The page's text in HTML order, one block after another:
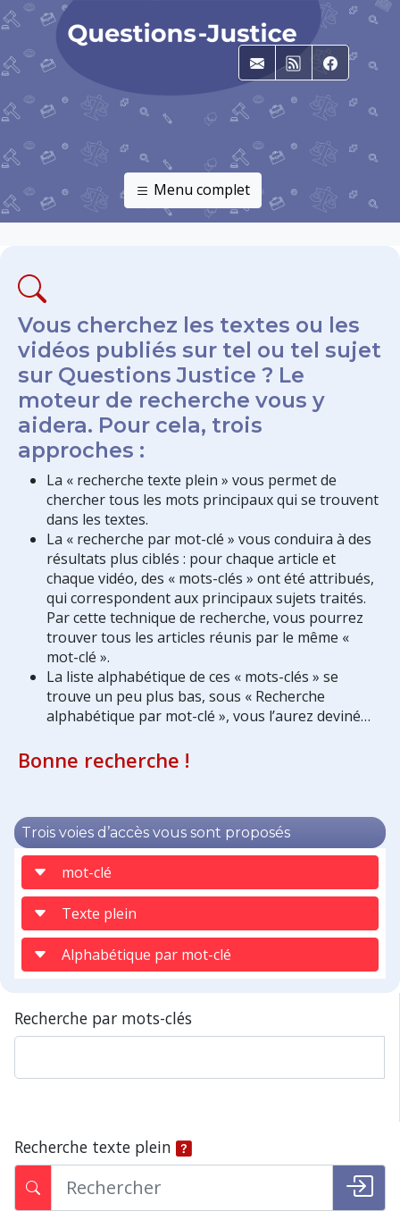
E-mailRSS
Menu complet
Vous cherchez les textes ou les
vidéos publiés sur tel ou tel sujet
sur Questions Justice ? Le
moteur de recherche vous y
aidera. Pour cela, trois
approches :
La « recherche texte plein » vous permet de
chercher tous les mots principaux qui se trouvent
dans les textes.
La « recherche par mot-clé » vous conduira à des
résultats plus ciblés : pour chaque article et
chaque vidéo, des « mots-clés » ont été attribués,
qui correspondent aux principaux sujets traités.
Par cette technique de recherche, vous pourrez
trouver tous les articles réunis par le même «
mot-clé ».
La liste alphabétique de ces « mots-clés » se
trouve un peu plus bas, sous « Recherche
alphabétique par mot-clé », vous l’aurez deviné…
Bonne recherche !
Trois voies d’accès vous sont proposés
mot-clé
Texte plein
Alphabétique par mot-clé
Recherche par mots-clés
Recherche texte plein